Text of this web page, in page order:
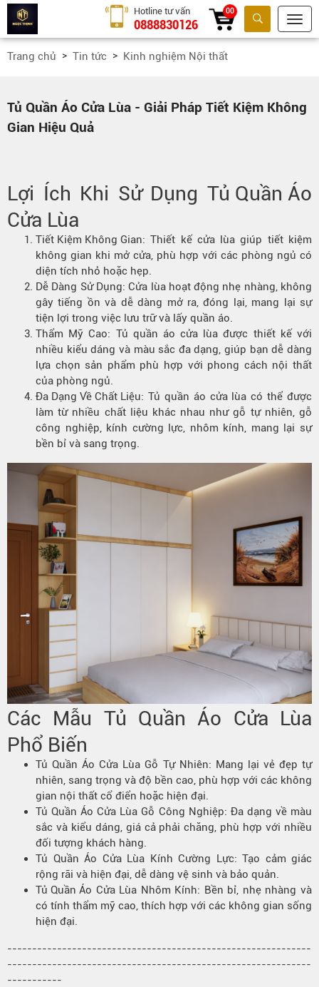
Tìm kiếm
Hotline tư vấn
0888830126
00
Trang chủ Tin tức Kinh nghiệm Nội thất
Tủ Quần Áo Cửa Lùa - Giải Pháp Tiết Kiệm Không
Gian Hiệu Quả
Lợi Ích Khi Sử Dụng Tủ Quần Áo
Cửa Lùa
Tiết Kiệm Không Gian: Thiết kế cửa lùa giúp tiết kiệm
không gian khi mở cửa, phù hợp với các phòng ngủ có
diện tích nhỏ hoặc hẹp.
Dễ Dàng Sử Dụng: Cửa lùa hoạt động nhẹ nhàng, không
gây tiếng ồn và dễ dàng mở ra, đóng lại, mang lại sự
tiện lợi trong việc lưu trữ và lấy quần áo.
Thẩm Mỹ Cao: Tủ quần áo cửa lùa được thiết kế với
nhiều kiểu dáng và màu sắc đa dạng, giúp bạn dễ dàng
lựa chọn sản phẩm phù hợp với phong cách nội thất
của phòng ngủ.
Đa Dạng Về Chất Liệu: Tủ quần áo cửa lùa có thể được
làm từ nhiều chất liệu khác nhau như gỗ tự nhiên, gỗ
công nghiệp, kính cường lực, nhôm kính, mang lại sự
bền bỉ và sang trọng.
Các Mẫu Tủ Quần Áo Cửa Lùa
Phổ Biến
Tủ Quần Áo Cửa Lùa Gỗ Tự Nhiên: Mang lại vẻ đẹp tự
nhiên, sang trọng và độ bền cao, phù hợp với các không
gian nội thất cổ điển hoặc hiện đại.
Tủ Quần Áo Cửa Lùa Gỗ Công Nghiệp: Đa dạng về màu
sắc và kiểu dáng, giá cả phải chăng, phù hợp với nhiều
đối tượng khách hàng.
Tủ Quần Áo Cửa Lùa Kính Cường Lực: Tạo cảm giác
rộng rãi và hiện đại, dễ dàng vệ sinh và bảo quản.
Tủ Quần Áo Cửa Lùa Nhôm Kính: Bền bỉ, nhẹ nhàng và
có tính thẩm mỹ cao, thích hợp với các không gian sống
hiện đại.
-------------------------------------------------------------
-------------------------------------------------------------
-----------